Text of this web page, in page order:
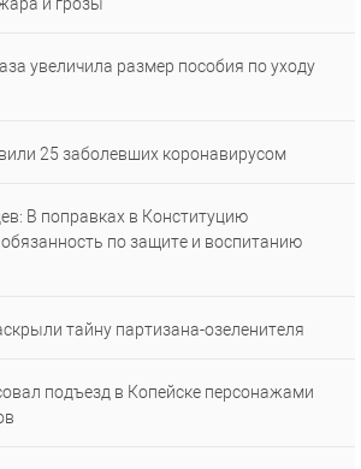
увеличила размер пособия по уходу
25 заболевших коронавирусом
В поправках в Конституцию
по защите и воспитанию
тайну партизана-озеленителя
подъезд в Копейске персонажами